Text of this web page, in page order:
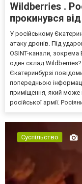
Wildberries .
прокинувся від
У російському
атаку дронів. Під
OSINT-канали,
один склад Wildberries?
Єкатеринбурзі
попередньою
приміщення, який
російської армії.
Суспільство